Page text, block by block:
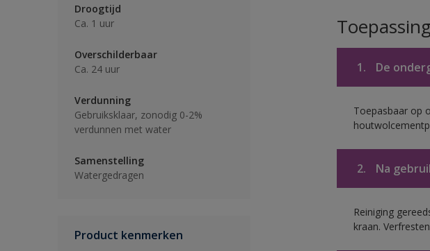
Droogtijd
Ca. 1 uur
Overschilderbaar
Ca. 24 uur
Verdunning
Gebruiksklaar, zonodig 0-2%
verdunnen met water
Samenstelling
Watergedragen
Product kenmerken
1. De
Toepasbaar op
2. Na
Reiniging
kraan.